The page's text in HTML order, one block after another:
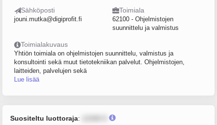
Sähköposti
jouni.mutka@digiprofit.fi
Toimiala
62100 - Ohjelmistojen
suunnittelu ja valmistus
Toimialakuvaus
Yhtiön toimiala on ohjelmistojen suunnittelu, valmistus ja
konsultointi sekä muut tietotekniikan palvelut. Ohjelmistojen,
laitteiden, palvelujen sekä
Lue lisää
Suositeltu luottoraja: